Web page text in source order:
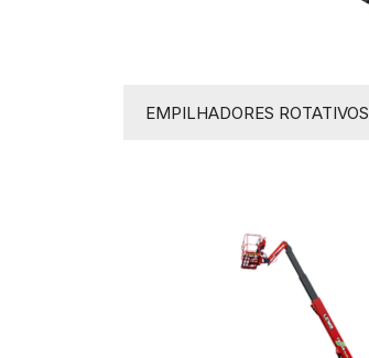
EMPILHADORES ROTATIVOS